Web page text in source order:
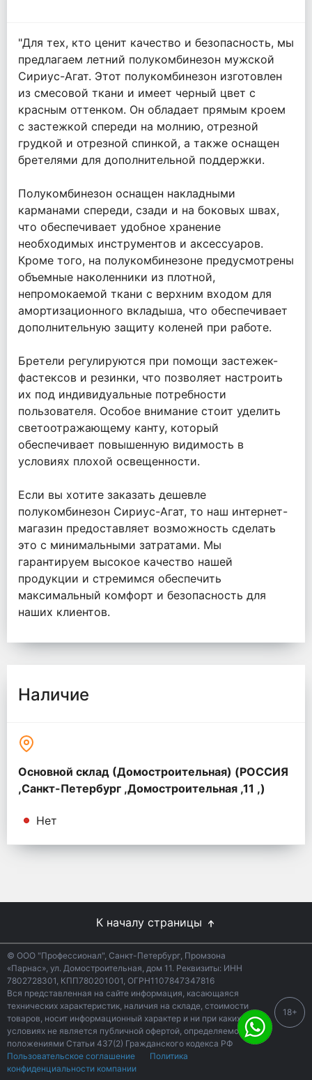
"Для тех, кто ценит качество и безопасность, мы
предлагаем летний полукомбинезон мужской
Сириус-Агат. Этот полукомбинезон изготовлен
из смесовой ткани и имеет черный цвет с
красным оттенком. Он обладает прямым кроем
с застежкой спереди на молнию, отрезной
грудкой и отрезной спинкой, а также оснащен
бретелями для дополнительной поддержки.
Полукомбинезон оснащен накладными
карманами спереди, сзади и на боковых швах,
что обеспечивает удобное хранение
необходимых инструментов и аксессуаров.
Кроме того, на полукомбинезоне предусмотрены
объемные наколенники из плотной,
непромокаемой ткани с верхним входом для
амортизационного вкладыша, что обеспечивает
дополнительную защиту коленей при работе.
Бретели регулируются при помощи застежек-
фастексов и резинки, что позволяет настроить
их под индивидуальные потребности
пользователя. Особое внимание стоит уделить
светоотражающему канту, который
обеспечивает повышенную видимость в
условиях плохой освещенности.
Если вы хотите заказать дешевле
полукомбинезон Сириус-Агат, то наш интернет-
магазин предоставляет возможность сделать
это с минимальными затратами. Мы
гарантируем высокое качество нашей
продукции и стремимся обеспечить
максимальный комфорт и безопасность для
наших клиентов.
Наличие
Основной склад (Домостроительная) (РОССИЯ
,Санкт-Петербург ,Домостроительная ,11 ,)
Нет
К началу страницы
© ООО "Профессионал", Санкт-Петербург, Промзона
«Парнас», ул. Домостроительная, дом 11. Реквизиты: ИНН
7802728301, КПП780201001, ОГРН1107847347816
Вся представленная на сайте информация, касающаяся
технических характеристик, наличия на складе, стоимости
товаров, носит информационный характер и ни при каких
условиях не является публичной офертой, определяемой
положениями Статьи 437(2) Гражданского кодекса РФ
Пользовательское соглашение
Политика
конфиденциальности компании
18+